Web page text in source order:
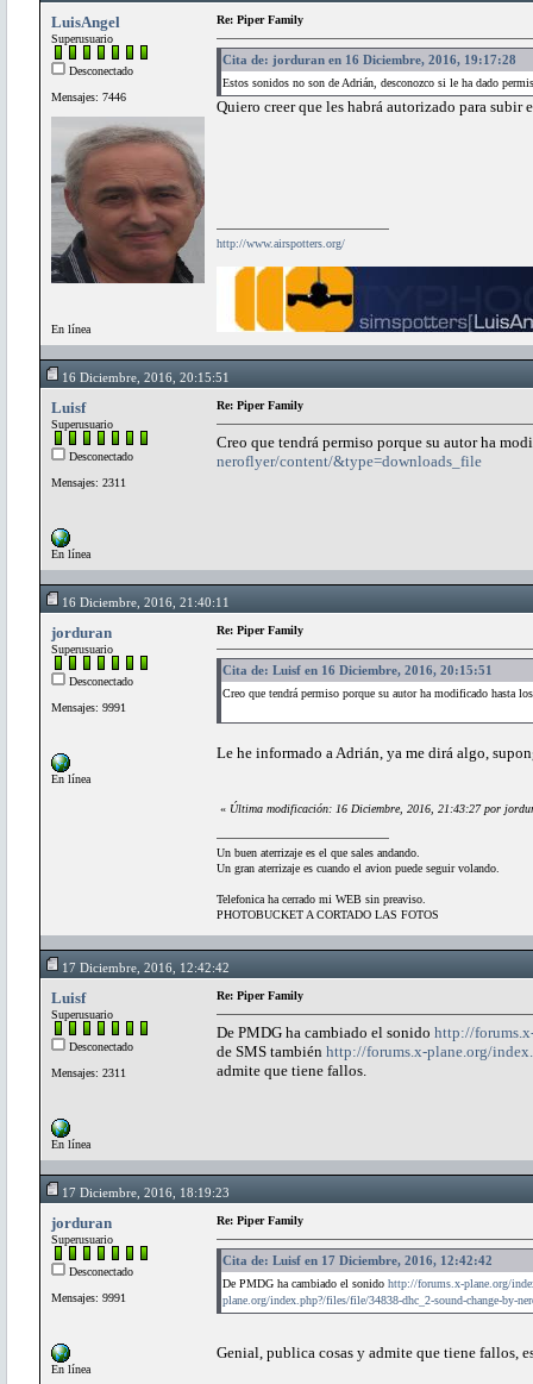
LuisAngel
Superusuario
Desconectado
Mensajes: 7446
En línea
Re: Piper Family
Cita de: jorduran en 16 Diciembre, 2016, 19:17:28
Estos sonidos no son de Adrián, desconozco si le ha dado
Quiero creer que les habrá autorizado para subir
http://www.airspotters.org/
16 Diciembre, 2016, 20:15:51
Luisf
Superusuario
Desconectado
Mensajes: 2311
En línea
Re: Piper Family
Creo que tendrá permiso porque su autor ha
neroflyer/content/&type=downloads_file
16 Diciembre, 2016, 21:40:11
jorduran
Superusuario
Desconectado
Mensajes: 9991
En línea
Re: Piper Family
Cita de: Luisf en 16 Diciembre, 2016, 20:15:51
Creo que tendrá permiso porque su autor ha modificado hasta
Le he informado a Adrián, ya me dirá algo,
« Última modificación: 16 Diciembre, 2016, 21:43:27 por
Un buen aterrizaje es el que sales andando.
Un gran aterrizaje es cuando el avion puede seguir volando.
Telefonica ha cerrado mi WEB sin preaviso.
PHOTOBUCKET A CORTADO LAS FOTOS
17 Diciembre, 2016, 12:42:42
Luisf
Superusuario
Desconectado
Mensajes: 2311
En línea
Re: Piper Family
De PMDG ha cambiado el sonido http://
de SMS también http://forums.x-plane.org/
admite que tiene fallos.
17 Diciembre, 2016, 18:19:23
jorduran
Superusuario
Desconectado
Mensajes: 9991
En línea
Re: Piper Family
Cita de: Luisf en 17 Diciembre, 2016, 12:42:42
De PMDG ha cambiado el sonido http://forums.x-plane.org/
plane.org/index.php?/files/file/34838-dhc_2-sound-change-by-
Genial, publica cosas y admite que tiene fallos,